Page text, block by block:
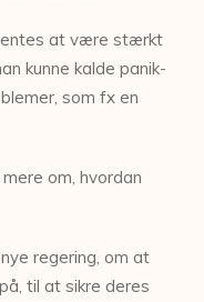
at være stærkt
kunne kalde panik-
som fx en
mere om, hvordan
regering, om at
til at sikre deres